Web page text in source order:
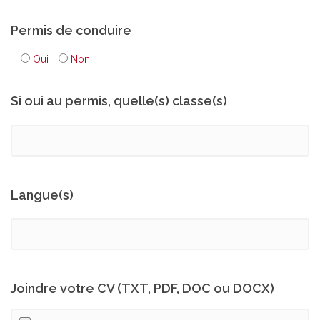
Permis de conduire
Oui Non
Si oui au permis, quelle(s) classe(s)
Langue(s)
Joindre votre CV (TXT, PDF, DOC ou DOCX)